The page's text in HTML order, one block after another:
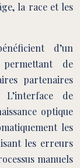
la race et les
d’un
de
partenaires
de
optique
les
les erreurs
manuels